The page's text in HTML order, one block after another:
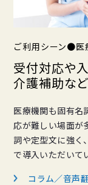
ご利用シーン●医
受付対応や
介護補助な
医療機関も固有名
応が難しい場面が
詞や定型文に強く
で導入いただいて
コラム／音声